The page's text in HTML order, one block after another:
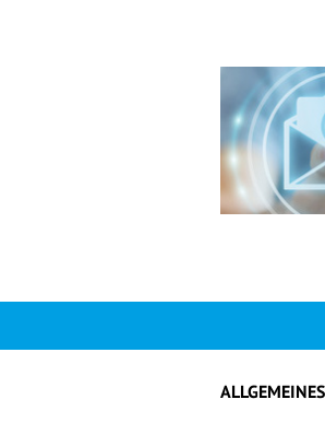
ALLGEMEINES